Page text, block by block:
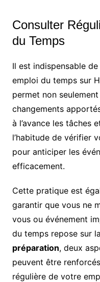
Consulter
du Temps
Il est indispensable
emploi du temps sur
permet non
changements
à l’avance les tâches
l’habitude de vérifier
pour anticiper les
efficacement.
Cette pratique est
garantir que vous ne
vous ou événement
du temps repose sur la
préparation, deux
peuvent être
régulière de votre